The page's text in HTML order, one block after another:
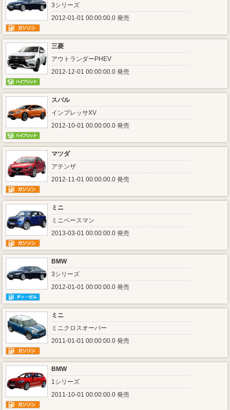
3シリーズ
2012-01-01 00:00:00.0 発売
三菱
アウトランダーPHEV
2012-12-01 00:00:00.0 発売
スバル
インプレッサXV
2012-10-01 00:00:00.0 発売
マツダ
アテンザ
2012-11-01 00:00:00.0 発売
ミニ
ミニペースマン
2013-03-01 00:00:00.0 発売
BMW
3シリーズ
2012-01-01 00:00:00.0 発売
ミニ
ミニクロスオーバー
2011-01-01 00:00:00.0 発売
BMW
1シリーズ
2011-10-01 00:00:00.0 発売